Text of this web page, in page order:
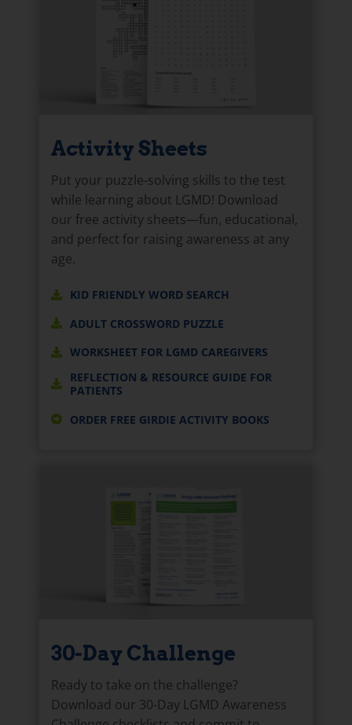
Activity Sheets
Put your puzzle-solving skills to the test
while learning about LGMD! Download
our free activity sheets—fun, educational,
and perfect for raising awareness at any
age.
KID FRIENDLY WORD SEARCH
ADULT CROSSWORD PUZZLE
WORKSHEET FOR LGMD CAREGIVERS
REFLECTION & RESOURCE GUIDE FOR
PATIENTS
ORDER FREE GIRDIE ACTIVITY BOOKS
30-Day Challenge
Ready to take on the challenge?
Download our 30-Day LGMD Awareness